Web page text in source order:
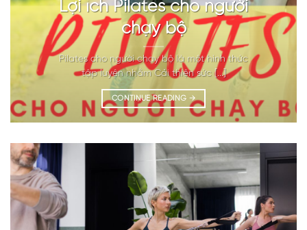
Lợi ích Pilates cho người
chạy bộ
Pilates cho người chạy bộ là một hình thức
tập luyện nhằm Cải thiện sức [...]
CONTINUE READING →